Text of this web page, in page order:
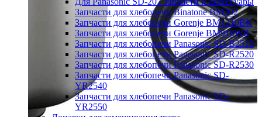
Запчасти для хлебопечи Binatone BM202
Запчасти для хлебопечи Gorenje BM1210BK
Запчасти для хлебопечи Gorenje BM910WII
Запчасти для хлебопечи Panasonic SD-B2510
Запчасти для хлебопечи Panasonic SD-R2520
Запчасти для хлебопечи Panasonic SD-R2530
Запчасти для хлебопечи Panasonic SD-
YR2540
Запчасти для хлебопечи Panasonic SD-
YR2550